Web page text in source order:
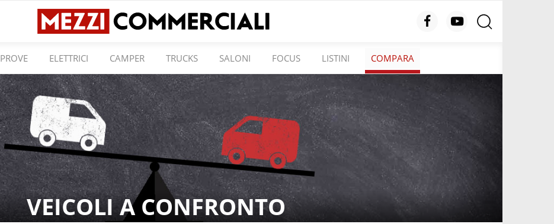
PROVE ELETTRICI CAMPER TRUCKS SALONI FOCUS LISTINI COMPARA
VEICOLI A CONFRONTO